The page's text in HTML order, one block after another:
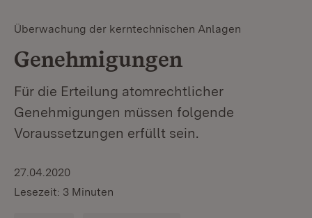
Überwachung der kerntechnischen Anlagen
Genehmigungen
Für die Erteilung atomrechtlicher
Genehmigungen müssen folgende
Voraussetzungen erfüllt sein.
27.04.2020
Lesezeit: 3 Minuten